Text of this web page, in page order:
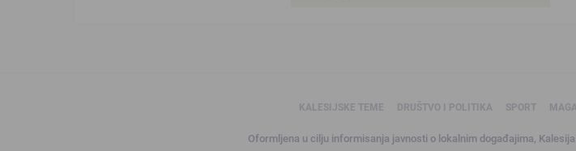
KALESIJSKE TEME DRUŠTVO I POLITIKA SPORT
Oformljena u cilju informisanja javnosti o lokalnim događajima,